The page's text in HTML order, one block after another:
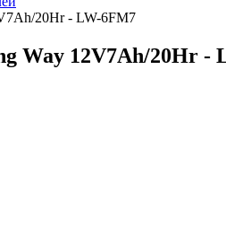
20Hr - LW-6FM7
Way 12V7Ah/20Hr -